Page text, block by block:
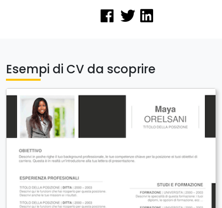
Esempi di CV da scoprire